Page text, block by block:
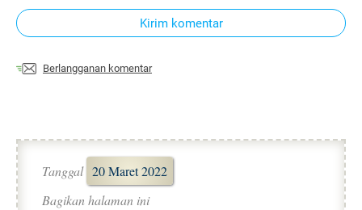
Kirim komentar
Berlangganan komentar
Tanggal 20 Maret 2022
Bagikan halaman ini